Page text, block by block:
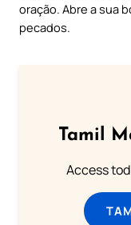
oração. Abre a sua
pecados.
Tamil
Access